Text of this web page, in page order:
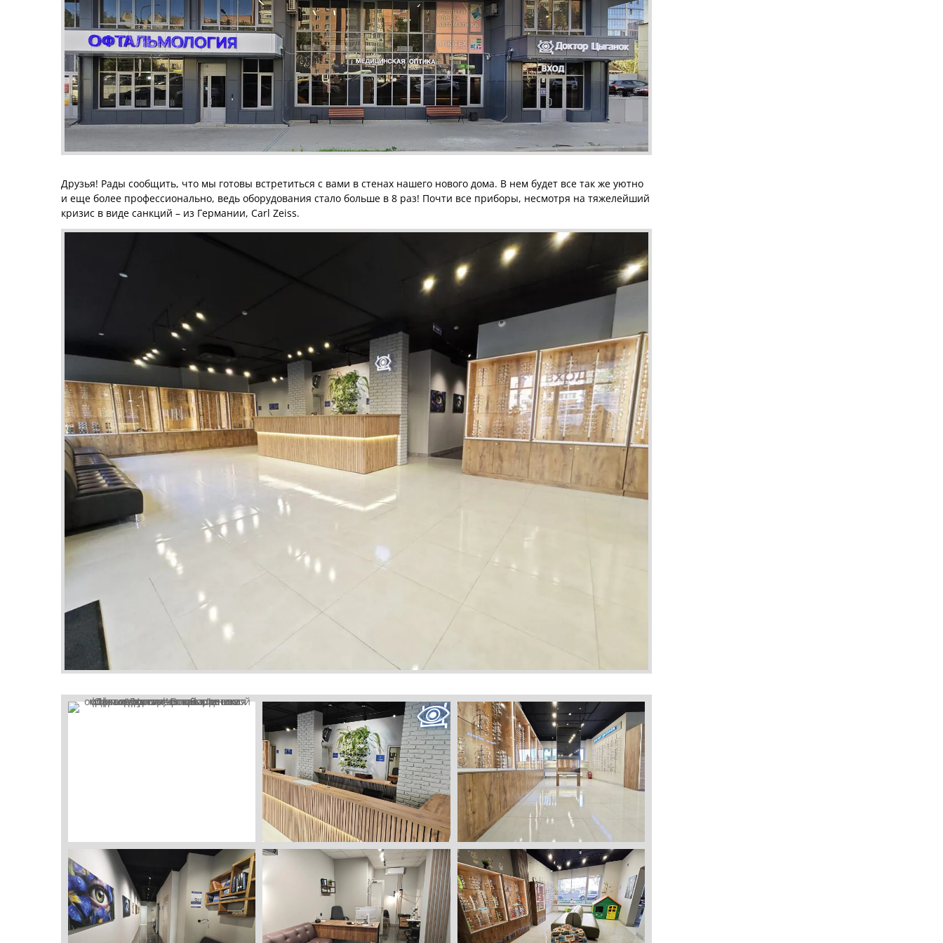
Друзья! Рады сообщить, что мы готовы встретиться с вами в стенах нашего нового дома. В нем будет все так же уютно
и еще более профессионально, ведь оборудования стало больше в 8 раз! Почти все приборы, несмотря на тяжелейший
кризис в виде санкций – из Германии, Carl Zeiss.